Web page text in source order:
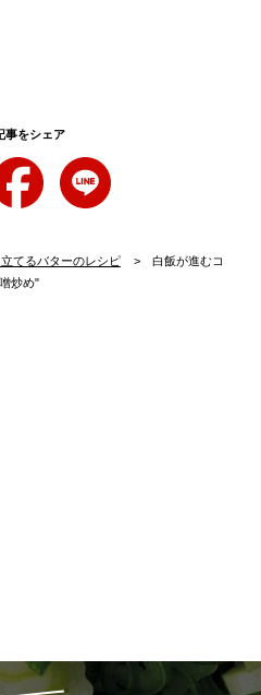
事をシェア
てるバターのレシピ
白飯が進むコ
炒め"